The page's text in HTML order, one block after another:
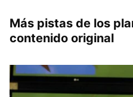
Más pistas de los
contenido original